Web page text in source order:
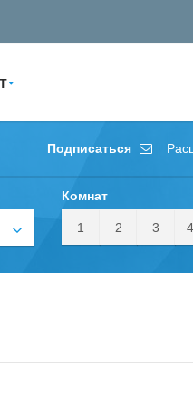
Подписаться
Комнат
1 2 3